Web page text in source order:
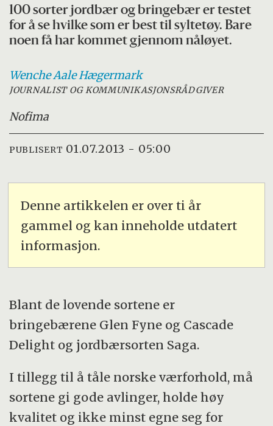
100 sorter jordbær og bringebær er testet
for å se hvilke som er best til syltetøy. Bare
noen få har kommet gjennom nåløyet.
Wenche AaleHægermark
JOURNALIST OG KOMMUNIKASJONSRÅDGIVER
Nofima
PUBLISERT 01.07.2013 - 05:00
Denne artikkelen er over ti år
gammel og kan inneholde utdatert
informasjon.
Blant de lovende sortene er
bringebærene Glen Fyne og Cascade
Delight og jordbærsorten Saga.
I tillegg til å tåle norske værforhold, må
sortene gi gode avlinger, holde høy
kvalitet og ikke minst egne seg for